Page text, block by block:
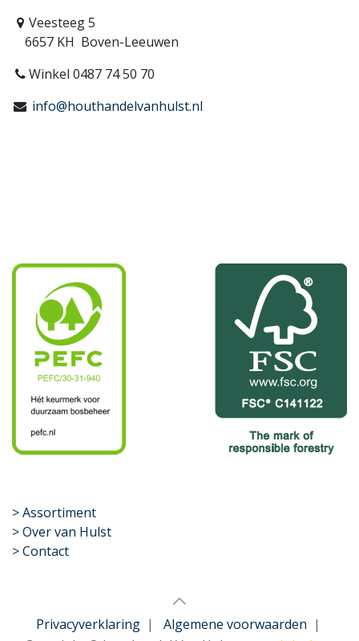
Veesteeg 5
6657 KH Boven-Leeuwen
Winkel 0487 74 50 70
info@houthandelvanhulst.nl
​>Assortiment
> Over van Hulst
> Contact
Privacyverklaring| Algemene voorwaarden |